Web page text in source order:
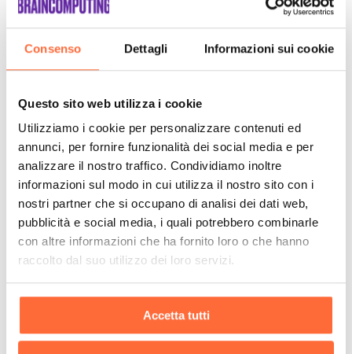
Consenso Dettagli Informazioni sui cookie
Questo sito web utilizza i cookie
Utilizziamo i cookie per personalizzare contenuti ed
annunci, per fornire funzionalità dei social media e per
analizzare il nostro traffico. Condividiamo inoltre
informazioni sul modo in cui utilizza il nostro sito con i
nostri partner che si occupano di analisi dei dati web,
pubblicità e social media, i quali potrebbero combinarle
con altre informazioni che ha fornito loro o che hanno
raccolto dal suo utilizzo dei loro servizi.
Accetta tutti